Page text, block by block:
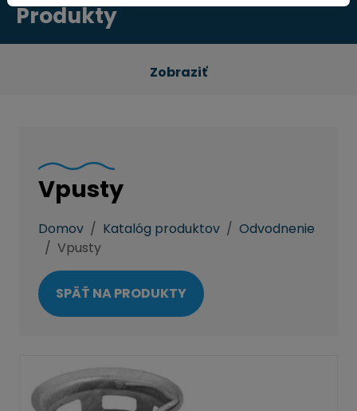
Produkty
Zobraziť
Vpusty
Domov Katalóg produktov
Odvodnenie
Vpusty
SPÄŤ NA PRODUKTY